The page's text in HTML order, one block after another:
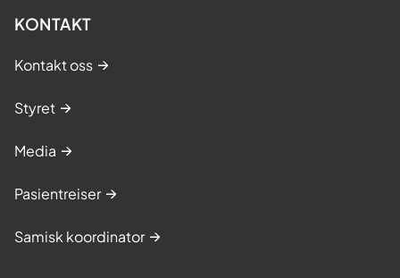
KONTAKT
Kontakt oss
Styret
Media
Pasientreiser
Samisk koordinator